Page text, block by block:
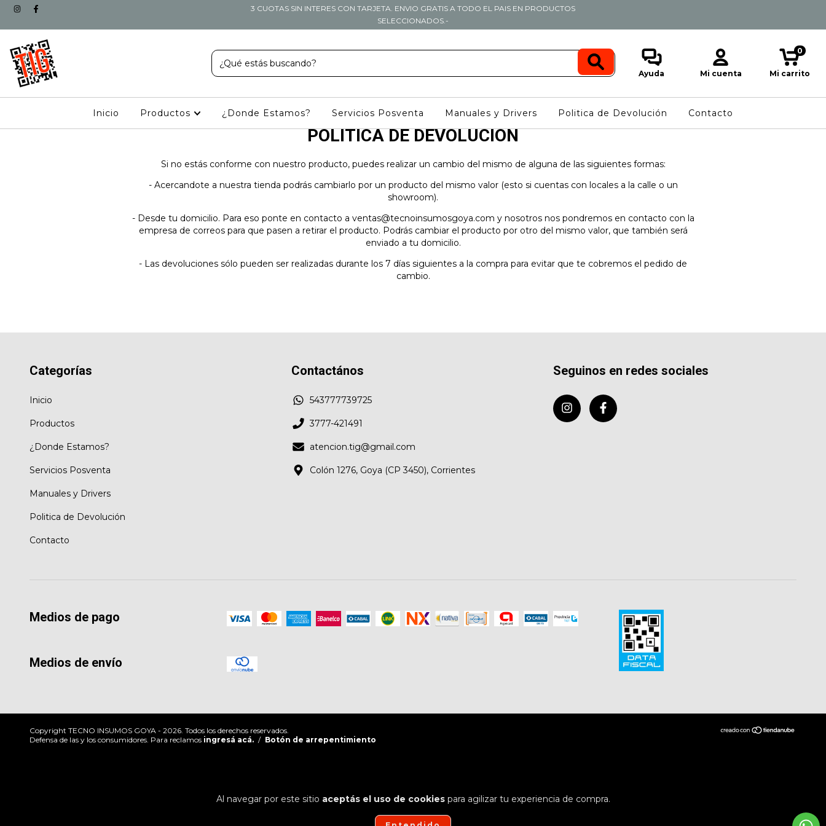
3 CUOTAS SIN INTERES CON TARJETA. ENVIO GRATIS A TODO EL PAIS EN PRODUCTOS
SELECCIONADOS.-
Ayuda Mi cuenta Mi carrito
0
Inicio Productos ¿Donde Estamos? Servicios Posventa Manuales y Drivers Politica de Devolución Contacto
Al navegar por este sitio aceptás el uso de cookiespara agilizar tu experiencia de compra.
POLITICA DE DEVOLUCIÓN
Si no estás conforme con nuestro producto, puedes realizar un cambio del mismo de alguna de las siguientes formas:
- Acercandote a nuestra tienda podrás cambiarlo por un producto del mismo valor (esto si cuentas con locales a la calle o un
showroom).
- Desde tu domicilio. Para eso ponte en contacto a ventas@tecnoinsumosgoya.com y nosotros nos pondremos en contacto con la
empresa de correos para que pasen a retirar el producto. Podrás cambiar el producto por otro del mismo valor, que también será
enviado a tu domicilio.
- Las devoluciones sólo pueden ser realizadas durante los 7 días siguientes a la compra para evitar que te cobremos el pedido de
cambio.
Categorías
Inicio
Productos
¿Donde Estamos?
Servicios Posventa
Manuales y Drivers
Politica de Devolución
Contacto
Contactános
543777739725
3777-421491
atencion.tig@gmail.com
Colón 1276, Goya (CP 3450), Corrientes
Seguinos en redes sociales
Medios de pago
Medios de envío
Copyright TECNO INSUMOS GOYA - 2026. Todos los derechos reservados.
Defensa de las y los consumidores. Para reclamos ingresá acá. / Botón de arrepentimiento